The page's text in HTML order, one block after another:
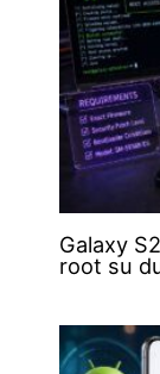
Galaxy
root su